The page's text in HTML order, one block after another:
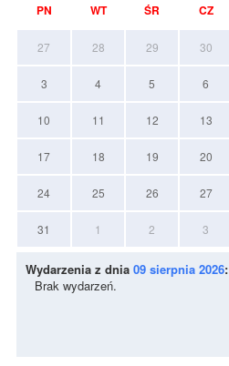
PN WT ŚR CZ
27 28 29 30
3 4 5 6
10 11 12 13
17 18 19 20
24 25 26 27
31 1 2 3
Wydarzenia z dnia 09 sierpnia 2026:
Brak wydarzeń.